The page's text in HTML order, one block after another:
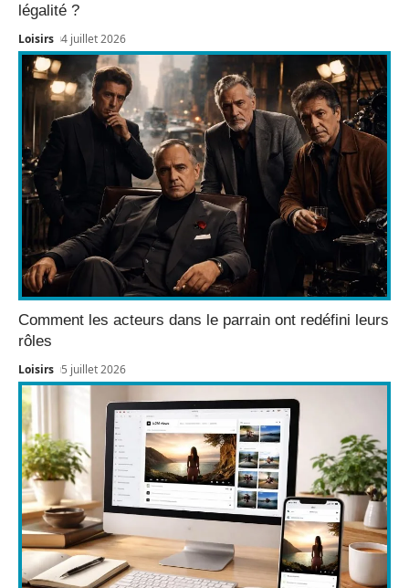
légalité ?
Loisirs 4 juillet 2026
Comment les acteurs dans le parrain ont redéfini leurs
rôles
Loisirs 5 juillet 2026